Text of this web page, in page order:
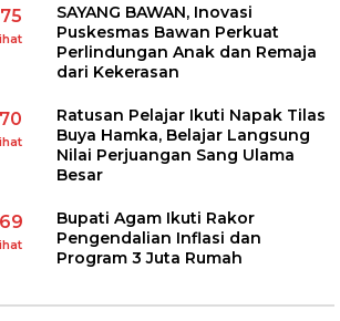
SAYANG BAWAN, Inovasi
Puskesmas Bawan Perkuat
Perlindungan Anak dan Remaja
dari Kekerasan
Ratusan Pelajar Ikuti Napak Tilas
Buya Hamka, Belajar Langsung
Nilai Perjuangan Sang Ulama
Besar
Bupati Agam Ikuti Rakor
Pengendalian Inflasi dan
Program 3 Juta Rumah